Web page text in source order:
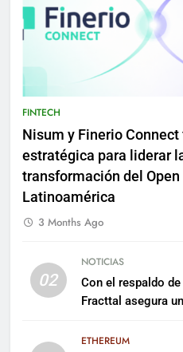
FINTECH
Nisum y Finerio
estratégica para liderar
transformación del Open
Latinoamérica
3 Months Ago
02
NOTICIAS
Con el respaldo
Fracttal asegura
plataforma
ETHEREUM